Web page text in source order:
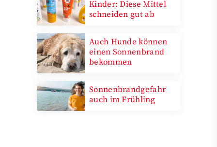
Kinder: Diese Mittel
schneiden gut ab
Auch Hunde können
einen Sonnenbrand
bekommen
Sonnenbrandgefahr
auch im Frühling